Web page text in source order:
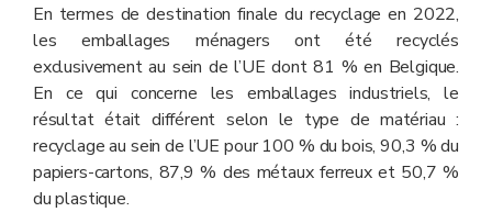
** Emballages sous la gestion de Valipac.
*** Objectif repris dans l’Accord de coopération
interrégional du 04/11/2008q.
En termes de destination finale du recyclage en 2022,
les emballages ménagers ont été recyclés
exclusivement au sein de l’UE dont 81 % en Belgique.
En ce qui concerne les emballages industriels, le
résultat était différent selon le type de matériau :
recyclage au sein de l’UE pour 100 % du bois, 90,3 % du
papiers-cartons, 87,9 % des métaux ferreux et 50,7 %
du plastique.